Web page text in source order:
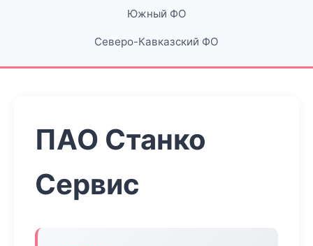
Южный ФО
Северо-Кавказский ФО
ПАО Станко
Сервис